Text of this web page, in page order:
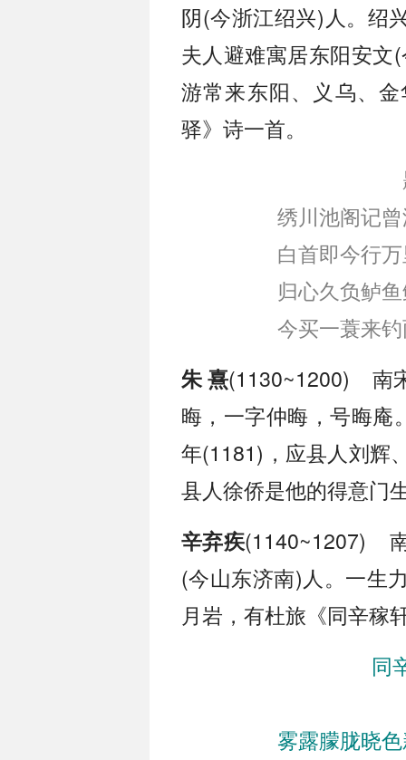
阴(今浙江绍兴)人。绍
夫人避难寓居东阳安文
游常来东阳、义乌、
驿》诗一首。
绣川池阁记
白首即今行
归心久负鲈
今买一蓑来
朱 熹(1130~1200) 南
晦，一字仲晦，号晦庵
年(1181)，应县人刘辉
县人徐侨是他的得意门
辛弃疾(1140~1207)
(今山东济南)人。一生
月岩，有杜旅《同辛稼
同
雾露朦胧晓